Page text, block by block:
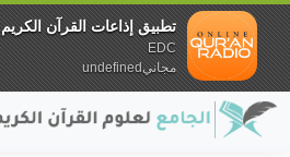
تطبيق إذاعات القرآن الكريم
EDC
مجانيundefined